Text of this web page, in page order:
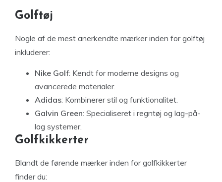
Golftøj
Nogle af de mest anerkendte mærker inden for golftøj
inkluderer:
Nike Golf: Kendt for moderne designs og
avancerede materialer.
Adidas: Kombinerer stil og funktionalitet.
Galvin Green: Specialiseret i regntøj og lag-på-
lag systemer.
Golfkikkerter
Blandt de førende mærker inden for golfkikkerter
finder du: